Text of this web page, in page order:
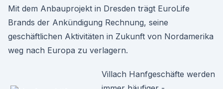
Mit dem Anbauprojekt in Dresden trägt EuroLife
Brands der Ankündigung Rechnung, seine
geschäftlichen Aktivitäten in Zukunft von Nordamerika
weg nach Europa zu verlagern.
Villach Hanfgeschäfte werden